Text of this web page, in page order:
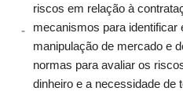
riscos em relação à
mecanismos para identificar
manipulação de mercado e
normas para avaliar os
dinheiro e a necessidade de